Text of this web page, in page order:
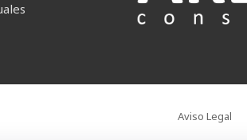
Aviso Legal